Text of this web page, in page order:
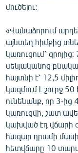
մուծելու:
«Վանաձորում
այնտեղ հիմքից
կառուցում՝
սենյականոց
հայտնի է՝ 12,5
կազմում է շուրջ
ունենանք, որ 3-
կառուցվի, շատ
կախված էդ վճարի
հազար դրամի
հետվճարը 10